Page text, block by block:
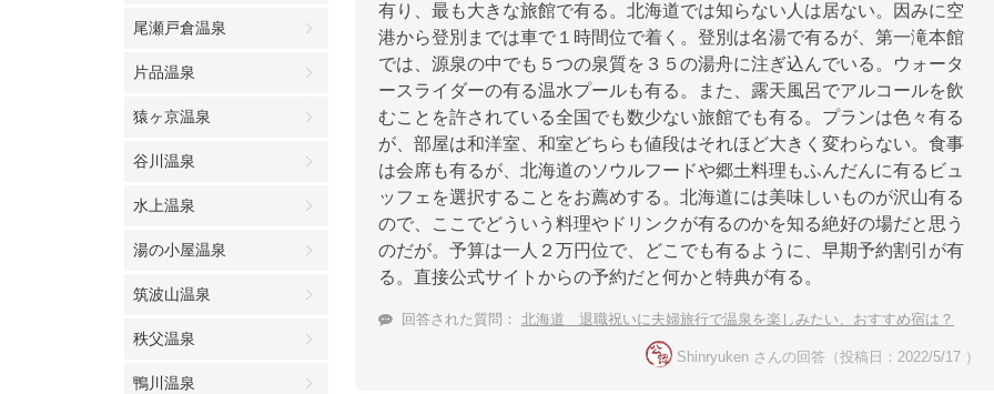
尾瀬戸倉温泉
片品温泉
猿ヶ京温泉
谷川温泉
水上温泉
湯の小屋温泉
筑波山温泉
秩父温泉
鴨川温泉
有り、最も大きな旅館で有る。北海道では知らない人は居ない。因みに空
港から登別までは車で１時間位で着く。登別は名湯で有るが、第一滝本館
では、源泉の中でも５つの泉質を３５の湯舟に注ぎ込んでいる。ウォータ
ースライダーの有る温水プールも有る。また、露天風呂でアルコールを飲
むことを許されている全国でも数少ない旅館でも有る。プランは色々有る
が、部屋は和洋室、和室どちらも値段はそれほど大きく変わらない。食事
は会席も有るが、北海道のソウルフードや郷土料理もふんだんに有るビュ
ッフェを選択することをお薦めする。北海道には美味しいものが沢山有る
ので、ここでどういう料理やドリンクが有るのかを知る絶好の場だと思う
のだが。予算は一人２万円位で、どこでも有るように、早期予約割引が有
る。直接公式サイトからの予約だと何かと特典が有る。
回答された質問： 北海道 退職祝いに夫婦旅行で温泉を楽しみたい、おすすめ宿は？
Shinryuken さんの回答（投稿日：2022/5/17 ）